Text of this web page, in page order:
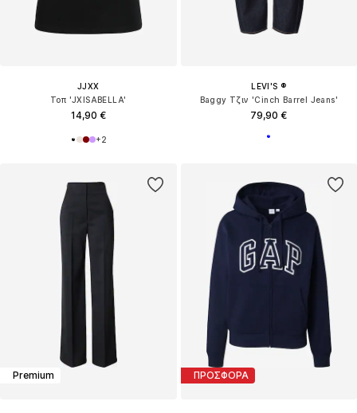
JJXX
Τοπ 'JXISABELLA'
14,90 €
+2
LEVI'S ®
Baggy Τζιν 'Cinch Barrel Jeans'
79,90 €
Premium ΠΡΟΣΦΟΡΑ